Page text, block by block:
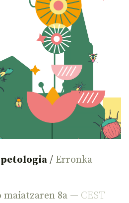
/ Erronka
maiatzaren 8a — CEST